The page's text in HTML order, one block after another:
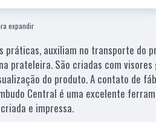
expandir
práticas, auxiliam no transporte do
prateleira. São criadas com visores
do produto. A contato de
Central é uma excelente
e impressa.